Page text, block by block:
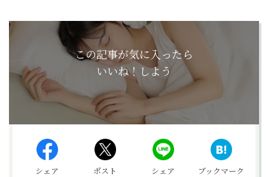
この記事が気に入ったら
いいね！しよう
シェア ポスト シェア ブックマーク